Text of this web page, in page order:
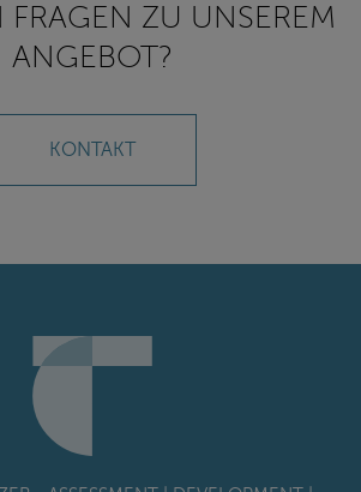
FRAGEN ZU UNSEREM
ANGEBOT?
KONTAKT